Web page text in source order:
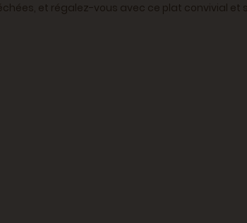
et régalez-vous avec ce plat convivial et